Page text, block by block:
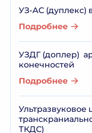
УЗ-АС (дуплекс)
Подробнее
УЗДГ (доплер)
конечностей
Подробнее
Ультразвуковое
ТКДС)